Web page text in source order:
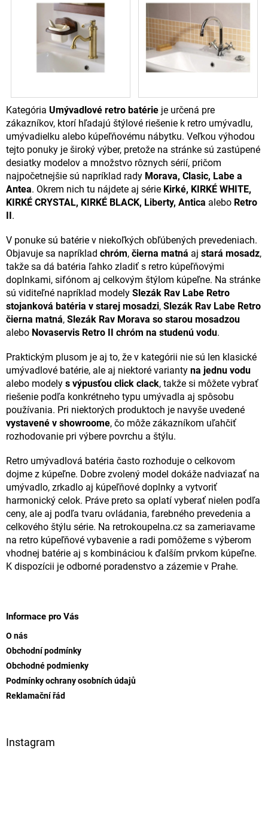
Kategória Umývadlové retro batérie je určená pre
zákazníkov, ktorí hľadajú štýlové riešenie k retro umývadlu,
umývadielku alebo kúpeľňovému nábytku. Veľkou výhodou
tejto ponuky je široký výber, pretože na stránke sú zastúpené
desiatky modelov a množstvo rôznych sérií, pričom
najpočetnejšie sú napríklad rady Morava, Clasic, Labe a
Antea. Okrem nich tu nájdete aj série Kirké, KIRKÉ WHITE,
KIRKÉ CRYSTAL, KIRKÉ BLACK, Liberty, Antica alebo Retro
II.
V ponuke sú batérie v niekoľkých obľúbených prevedeniach.
Objavuje sa napríklad chróm, čierna matná aj stará mosadz,
takže sa dá batéria ľahko zladiť s retro kúpeľňovými
doplnkami, sifónom aj celkovým štýlom kúpeľne. Na stránke
sú viditeľné napríklad modely Slezák Rav Labe Retro
stojanková batéria v starej mosadzi, Slezák Rav Labe Retro
čierna matná, Slezák Rav Morava so starou mosadzou
alebo Novaservis Retro II chróm na studenú vodu.
Praktickým plusom je aj to, že v kategórii nie sú len klasické
umývadlové batérie, ale aj niektoré varianty na jednu vodu
alebo modely s výpusťou click clack, takže si môžete vybrať
riešenie podľa konkrétneho typu umývadla aj spôsobu
používania. Pri niektorých produktoch je navyše uvedené
vystavené v showroome, čo môže zákazníkom uľahčiť
rozhodovanie pri výbere povrchu a štýlu.
Retro umývadlová batéria často rozhoduje o celkovom
dojme z kúpeľne. Dobre zvolený model dokáže nadviazať na
umývadlo, zrkadlo aj kúpeľňové doplnky a vytvoriť
harmonický celok. Práve preto sa oplatí vyberať nielen podľa
ceny, ale aj podľa tvaru ovládania, farebného prevedenia a
celkového štýlu série. Na retrokoupelna.cz sa zameriavame
na retro kúpeľňové vybavenie a radi pomôžeme s výberom
vhodnej batérie aj s kombináciou k ďalším prvkom kúpeľne.
K dispozícii je odborné poradenstvo a zázemie v Prahe.
Informace pro Vás
O nás
Obchodní podmínky
Obchodné podmienky
Podmínky ochrany osobních údajů
Reklamační řád
Instagram